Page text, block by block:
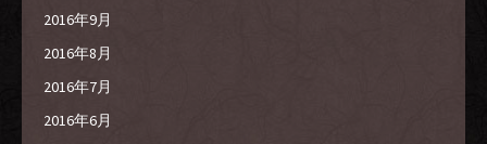
2016年9月
2016年8月
2016年7月
2016年6月